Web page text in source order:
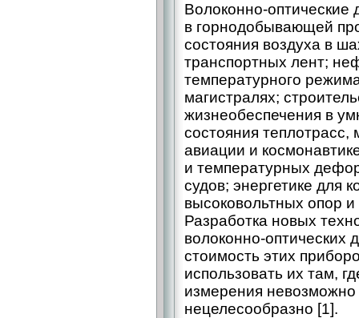
Волоконно-оптические
в горнодобывающей
состояния воздуха в
транспортных лент;
температурного
магистралях;
жизне­обеспечения в
состояния
авиации и
и температурных
судов; энергетике для
высоковольтных опор
Разработка новых
волоконно-оптических
стоимость этих
использовать их там,
измерения невозможно
нецелесообразно [1].